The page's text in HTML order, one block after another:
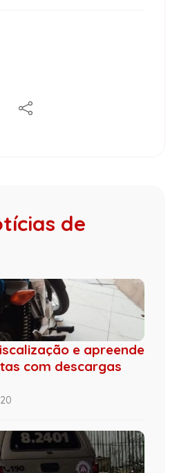
de
e apreende
com descargas